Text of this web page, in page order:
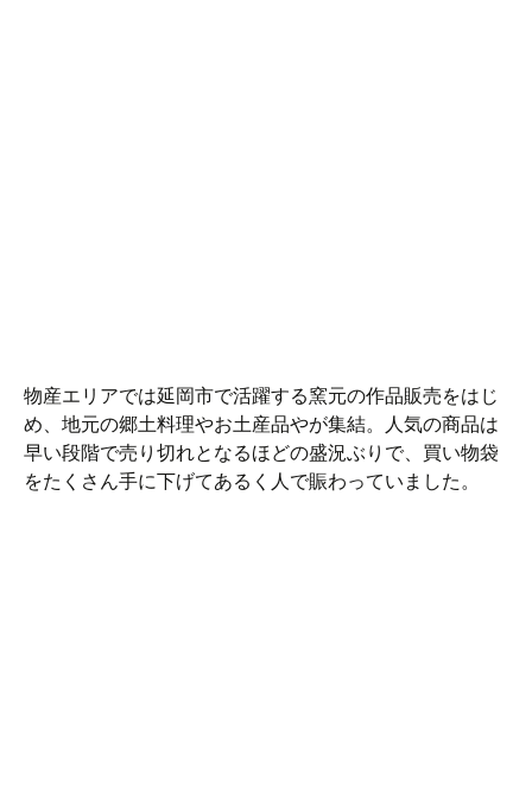
物産エリアでは延岡市で活躍する窯元の作品販売をはじ
め、地元の郷土料理やお土産品やが集結。人気の商品は
早い段階で売り切れとなるほどの盛況ぶりで、買い物袋
をたくさん手に下げてあるく人で賑わっていました。